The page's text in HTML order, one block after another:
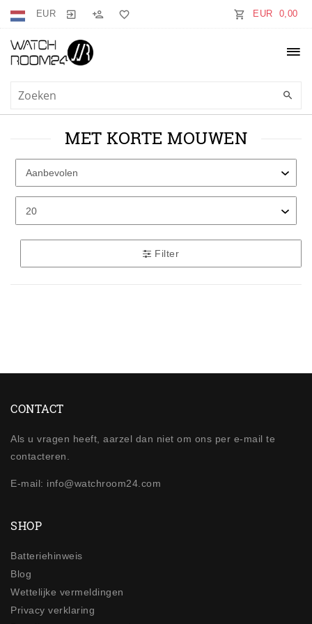
EUR EUR 0,00
MET KORTE MOUWEN
Filter
CONTACT
Als u vragen heeft, aarzel dan niet om ons per e-mail te
contacteren.
E-mail: info@watchroom24.com
SHOP
Batteriehinweis
Blog
Wettelijke vermeldingen
Privacy verklaring